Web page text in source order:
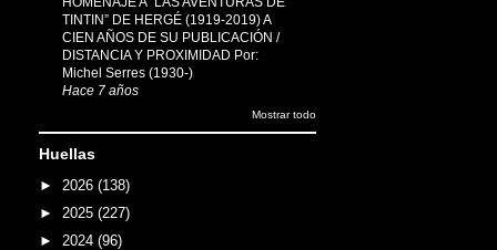
TINTIN” DE HERGÉ (1919-2019) A
CIEN AÑOS DE SU PUBLICACIÓN /
DISTANCIA Y PROXIMIDAD Por:
Michel Serres (1930-)
Hace 7 años
Mostrar todo
Huellas
► 2026 (138)
► 2025 (227)
► 2024 (96)